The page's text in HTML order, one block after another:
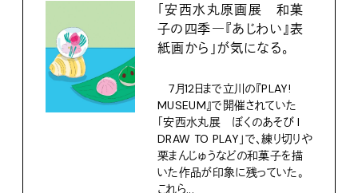
「安西水丸原画展 和菓
子の四季―『あじわい』表
紙画から」が気になる。
7月12日まで立川の『PLAY!
MUSEUM』で開催されていた
「安西水丸展 ぼくのあそび I
DRAW TO PLAY」で、練り切りや
栗まんじゅうなどの和菓子を描
いた作品が印象に残っていた。
これら...